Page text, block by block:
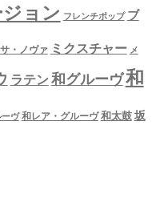
ョン フレンチポップ ブ
・ノヴァ ミクスチャー メ
ラテン 和グルーヴ和
ヴ 和レア・グルーヴ 和太鼓坂